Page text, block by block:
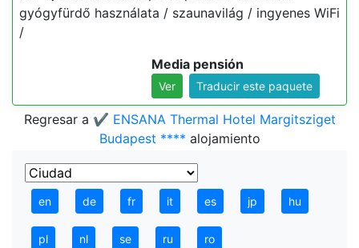
gyógyfürdő használata / szaunavilág / ingyenes WiFi
/
Media pensión
Ver Traducir este paquete
Regresar a ✔️ ENSANA Thermal Hotel Margitsziget
Budapest **** alojamiento
en de fr it es jp hu
pl nl se ru ro